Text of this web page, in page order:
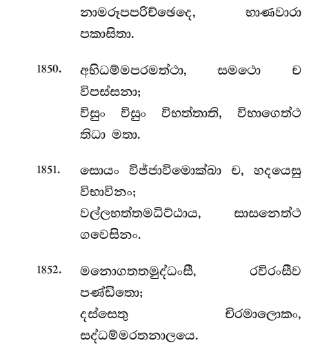
නාමරූපපරිච්ඡෙදෙ, භාණවාරා
පකාසිතා.
1850.
අභිධම්මපරමත්ථා, සමථො ච
විපස්සනා;
විසුං විසුං විභත්තාති, විභාගෙත්ථ
තිධා මතා.
1851.
සොයං විජ්ජාවිමොක්ඛා ච, හදයෙසු
විභාවිනං;
වල්ලභත්තමධිට්ඨාය, සාසනෙත්ථ
ගවෙසිනං.
1852.
මනොගතතමුද්ධංසී, රවිරංසීව
පණ්ඩිතො;
දස්සෙතු චිරමාලොකං,
සද්ධම්මරතනාලයෙ.